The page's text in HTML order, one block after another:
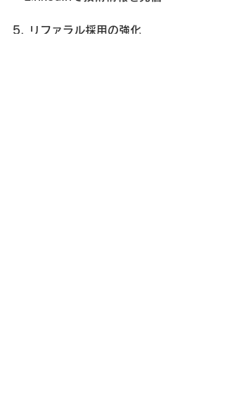
5. リファラル採用の強化